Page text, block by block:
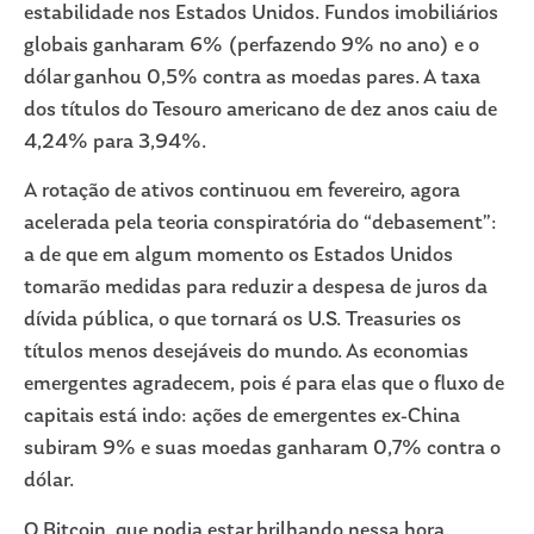
estabilidade nos Estados Unidos. Fundos imobiliários
globais ganharam 6% (perfazendo 9% no ano) e o
dólar ganhou 0,5% contra as moedas pares. A taxa
dos títulos do Tesouro americano de dez anos caiu de
4,24% para 3,94%.
A rotação de ativos continuou em fevereiro, agora
acelerada pela teoria conspiratória do “debasement”:
a de que em algum momento os Estados Unidos
tomarão medidas para reduzir a despesa de juros da
dívida pública, o que tornará os U.S. Treasuries os
títulos menos desejáveis do mundo. As economias
emergentes agradecem, pois é para elas que o fluxo de
capitais está indo: ações de emergentes ex-China
subiram 9% e suas moedas ganharam 0,7% contra o
dólar.